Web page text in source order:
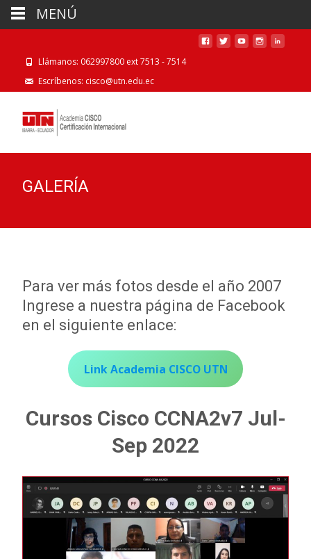
Llámanos: 062997800 ext 7513 - 7514
Escríbenos: cisco@utn.edu.ec
GALERÍA
Para ver más fotos desde el año 2007
Ingrese a nuestra página de Facebook
en el siguiente enlace:
Link Academia CISCO UTN
Cursos Cisco CCNA2v7 Jul-
Sep 2022
MENÚ